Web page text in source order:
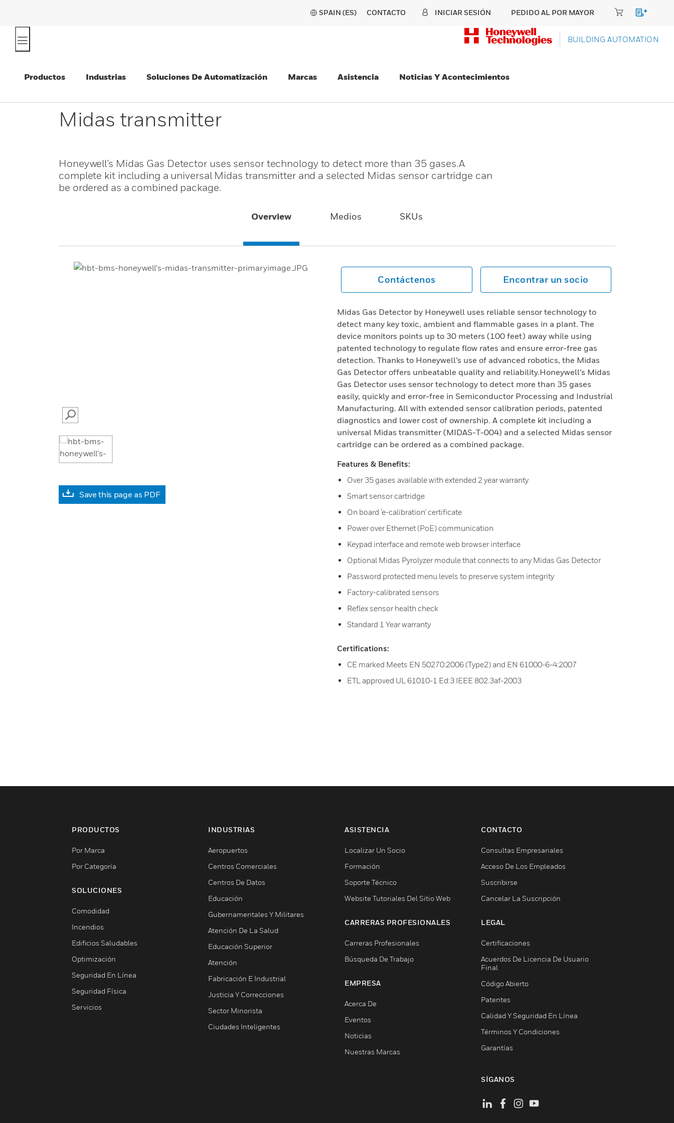
SPAIN (ES) CONTACTO INICIAR SESIÓN PEDIDO AL POR MAYOR
BUILDING AUTOMATION
Productos Industrias Soluciones De Automatización Marcas Asistencia Noticias Y Acontecimientos
Midas transmitter
Honeywell’s Midas Gas Detector uses sensor technology to detect more than 35 gases.A
complete kit including a universal Midas transmitter and a selected Midas sensor cartridge can
be ordered as a combined package.
Overview Medios SKUs
SEARCH
Save this page as PDF
Contáctenos Encontrar un socio
Midas Gas Detector by Honeywell uses reliable sensor technology to
detect many key toxic, ambient and flammable gases in a plant. The
device monitors points up to 30 meters (100 feet) away while using
patented technology to regulate flow rates and ensure error-free gas
detection. Thanks to Honeywell’s use of advanced robotics, the Midas
Gas Detector offers unbeatable quality and reliability.Honeywell’s Midas
Gas Detector uses sensor technology to detect more than 35 gases
easily, quickly and error-free in Semiconductor Processing and Industrial
Manufacturing. All with extended sensor calibration periods, patented
diagnostics and lower cost of ownership. A complete kit including a
universal Midas transmitter (MIDAS-T-004) and a selected Midas sensor
cartridge can be ordered as a combined package.
Features & Benefits:
Over 35 gases available with extended 2 year warranty
Smart sensor cartridge
On board ‘e-calibration’ certificate
Power over Ethernet (PoE) communication
Keypad interface and remote web browser interface
Optional Midas Pyrolyzer module that connects to any Midas Gas Detector
Password protected menu levels to preserve system integrity
Factory-calibrated sensors
Reflex sensor health check
Standard 1 Year warranty
Certifications:
CE marked Meets EN 50270:2006 (Type2) and EN 61000-6-4:2007
ETL approved UL 61010-1 Ed:3 IEEE 802.3af-2003
PRODUCTOS
Por Marca
Por Categoría
SOLUCIONES
Comodidad
Incendios
Edificios Saludables
Optimización
Seguridad En Línea
Seguridad Física
Servicios
INDUSTRIAS
Aeropuertos
Centros Comerciales
Centros De Datos
Educación
Gubernamentales Y Militares
Atención De La Salud
Educación Superior
Atención
Fabricación E Industrial
Justicia Y Correcciones
Sector Minorista
Ciudades Inteligentes
ASISTENCIA
Localizar Un Socio
Formación
Soporte Técnico
Website Tutoriales Del Sitio Web
CARRERAS PROFESIONALES
Carreras Profesionales
Búsqueda De Trabajo
EMPRESA
Acerca De
Eventos
Noticias
Nuestras Marcas
CONTACTO
Consultas Empresariales
Acceso De Los Empleados
Suscribirse
Cancelar La Suscripción
LEGAL
Certificaciones
Acuerdos De Licencia De Usuario
Final
Código Abierto
Patentes
Calidad Y Seguridad En Línea
Términos Y Condiciones
Garantías
SÍGANOS